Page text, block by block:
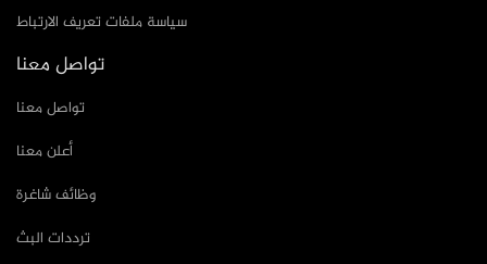
سياسة ملفات تعريف الارتباط
تواصل معنا
تواصل معنا
أعلن معنا
وظائف شاغرة
ترددات البث